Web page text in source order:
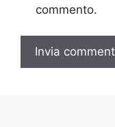
commento.